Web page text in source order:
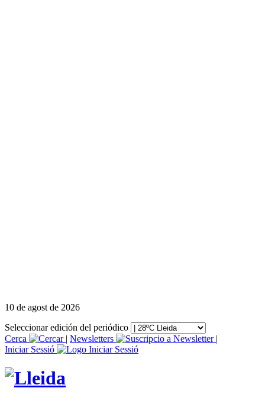
10 de agost de 2026
Seleccionar edición del periódico
Cerca
| Newsletters
|
Iniciar Sessió